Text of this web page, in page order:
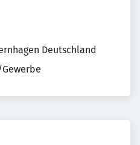
Deutschland